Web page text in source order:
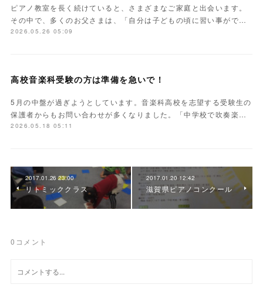
ピアノ教室を長く続けていると、さまざまなご家庭と出会います。
その中で、多くのお父さまは、「自分は子どもの頃に習い事がで…
2026.05.26 05:09
高校音楽科受験の方は準備を急いで！
5月の中盤が過ぎようとしています。音楽科高校を志望する受験生の
保護者からもお問い合わせが多くなりました。「中学校で吹奏楽…
2026.05.18 05:11
2017.01.26 23:00
リトミッククラス
2017.01.20 12:42
滋賀県ピアノコンクール
0 コメント